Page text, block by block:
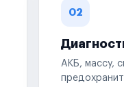
02
АКБ, массу,